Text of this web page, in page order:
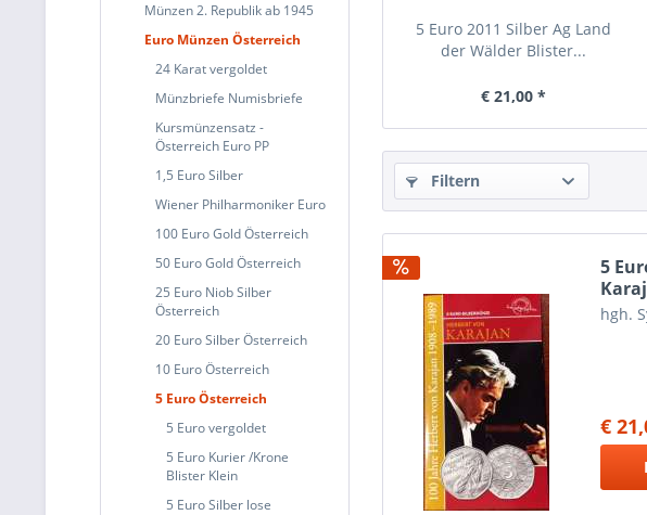
Münzen 2. Republik ab 1945
Euro Münzen Österreich
24 Karat vergoldet
Münzbriefe Numisbriefe
Kursmünzensatz -
Österreich Euro PP
1,5 Euro Silber
Wiener Philharmoniker Euro
100 Euro Gold Österreich
50 Euro Gold Österreich
25 Euro Niob Silber
Österreich
20 Euro Silber Österreich
10 Euro Österreich
5 Euro Österreich
5 Euro vergoldet
5 Euro Kurier /Krone
Blister Klein
5 Euro Silber lose
5 Euro 2011 Silber Ag Land
der Wälder Blister...
€ 21,00 *
Filtern
5
hgh.
€